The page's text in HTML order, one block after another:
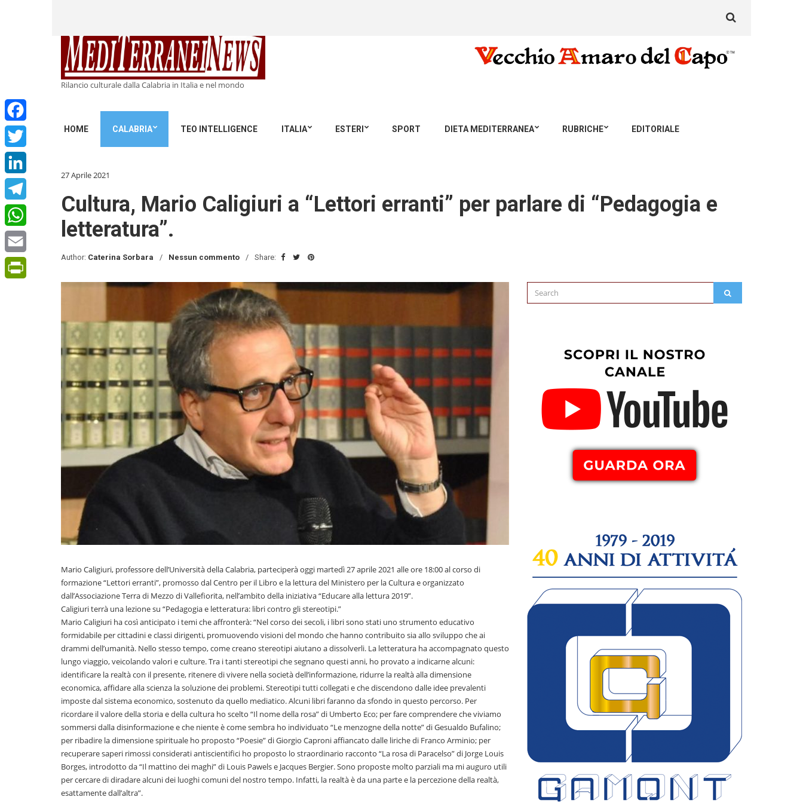
Rilancio culturale dalla Calabria in Italia e nel mondo
HOME CALABRIA TEO INTELLIGENCE ITALIA ESTERI SPORT DIETA MEDITERRANEA RUBRICHE EDITORIALE
for:
Facebook
Twitter
LinkedIn
Telegram
WhatsApp
Email
27 Aprile 2021
Cultura, Mario Caligiuri a “Lettori erranti” per parlare di “Pedagogia e
letteratura”.
Author: Caterina Sorbara Nessun commento Share:
Mario Caligiuri, professore dell’Università della Calabria, parteciperà oggi martedì 27 aprile 2021 alle ore 18:00 al corso di
formazione “Lettori erranti”, promosso dal Centro per il Libro e la lettura del Ministero per la Cultura e organizzato
dall’Associazione Terra di Mezzo di Vallefiorita, nell’ambito della iniziativa “Educare alla lettura 2019”.
Caligiuri terrà una lezione su “Pedagogia e letteratura: libri contro gli stereotipi.”
Mario Caligiuri ha così anticipato i temi che affronterà: “Nel corso dei secoli, i libri sono stati uno strumento educativo
formidabile per cittadini e classi dirigenti, promuovendo visioni del mondo che hanno contribuito sia allo sviluppo che ai
drammi dell’umanità. Nello stesso tempo, come creano stereotipi aiutano a dissolverli. La letteratura ha accompagnato questo
lungo viaggio, veicolando valori e culture. Tra i tanti stereotipi che segnano questi anni, ho provato a indicarne alcuni:
identificare la realtà con il presente, ritenere di vivere nella società dell’informazione, ridurre la realtà alla dimensione
economica, affidare alla scienza la soluzione dei problemi. Stereotipi tutti collegati e che discendono dalle idee prevalenti
imposte dal sistema economico, sostenuto da quello mediatico. Alcuni libri faranno da sfondo in questo percorso. Per
ricordare il valore della storia e della cultura ho scelto “Il nome della rosa” di Umberto Eco; per fare comprendere che viviamo
sommersi dalla disinformazione e che niente è come sembra ho individuato “Le menzogne della notte” di Gesualdo Bufalino;
per ribadire la dimensione spirituale ho proposto “Poesie” di Giorgio Caproni affiancato dalle liriche di Franco Arminio; per
recuperare saperi rimossi considerati antiscientifici ho proposto lo straordinario racconto “La rosa di Paracelso” di Jorge Louis
Borges, introdotto da “Il mattino dei maghi” di Louis Pawels e Jacques Bergier. Sono proposte molto parziali ma mi auguro utili
per cercare di diradare alcuni dei luoghi comuni del nostro tempo. Infatti, la realtà è da una parte e la percezione della realtà,
esattamente dall’altra”.
Search
for: